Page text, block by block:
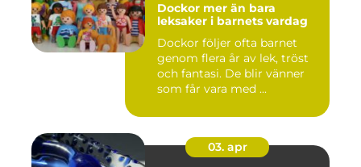
Dockor mer än bara
leksaker i barnets vardag
Dockor följer ofta barnet
genom flera år av lek, tröst
och fantasi. De blir vänner
som får vara med ...
03. apr